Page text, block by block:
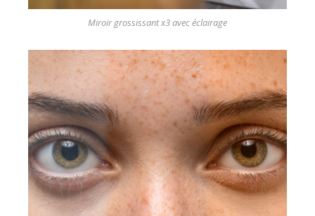
Miroir grossissant x3 avec éclairage